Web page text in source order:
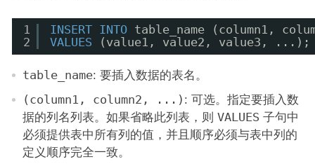
1
2
INSERT INTO table_name (column1,
VALUES
(value1, value2, value3, ...);
table_name: 要插入数据的表名。
(column1, column2, ...) : 可选。指定要插入数
据的列名列表。如果省略此列表，则 VALUES 子句中
必须提供表中所有列的值，并且顺序必须与表中列的
定义顺序完全一致。